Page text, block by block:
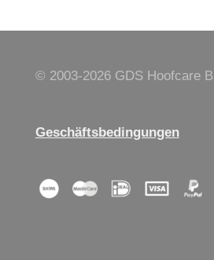
© 2003-2026 GDS Hoofcare
Geschäftsbedingungen